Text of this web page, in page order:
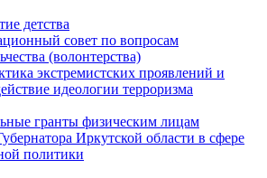
детства
совет по вопросам
(волонтерства)
экстремистских проявлений и
идеологии терроризма
гранты физическим лицам
Иркутской области в сфере
политики